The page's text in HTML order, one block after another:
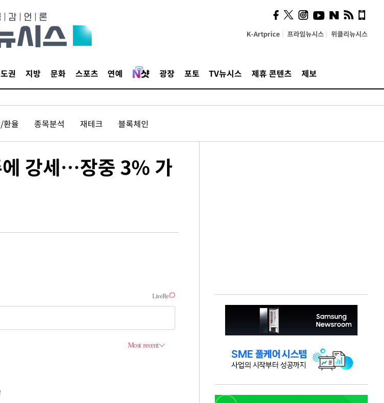
K-Artprice 프라임뉴시스 위클리뉴시스
권 지방 문화 스포츠 연예 광장 포토 TV뉴시스 제휴 콘텐츠 제보
환율 종목분석 재테크 블록체인
에 강세…장중 3% 가